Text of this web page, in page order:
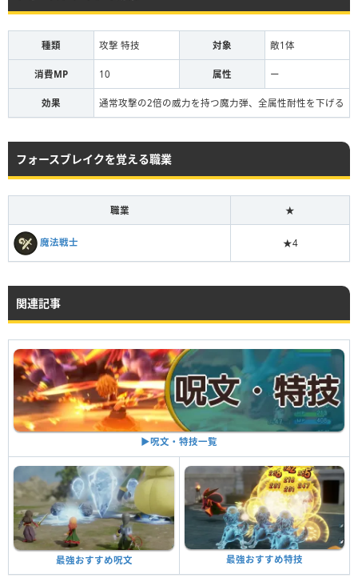
種類 攻撃 特技 対象 敵1体
消費MP 10 属性 ー
効果 通常攻撃の2倍の威力を持つ魔力弾、全属性耐性を下げる
フォースブレイクを覚える職業
職業 ★
魔法戦士 ★4
関連記事
▶︎呪文・特技一覧
最強おすすめ呪文 最強おすすめ特技